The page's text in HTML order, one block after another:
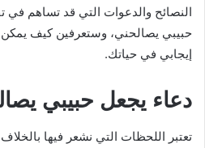
النصائح والدعوات التي قد تساهم في
حبيبي يصالحني، وستعرفين كيف يمكن
إيجابي في حياتك.
دعاء يجعل حبيبي
تعتبر اللحظات التي نشعر فيها